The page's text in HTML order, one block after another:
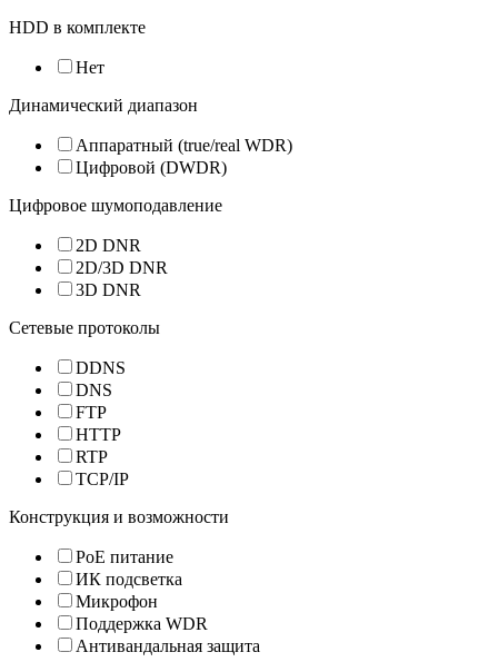
HDD в комплекте
Нет
Динамический диапазон
Аппаратный (true/real WDR)
Цифровой (DWDR)
Цифровое шумоподавление
2D DNR
2D/3D DNR
3D DNR
Сетевые протоколы
DDNS
DNS
FTP
HTTP
RTP
TCP/IP
Конструкция и возможности
PoE питание
ИК подсветка
Микрофон
Поддержка WDR
Антивандальная защита